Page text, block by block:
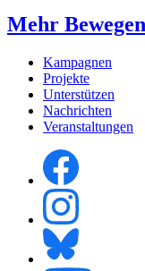
Mehr Bewegen
Kampagnen
Projekte
Unterstützen
Nachrichten
Veranstaltungen